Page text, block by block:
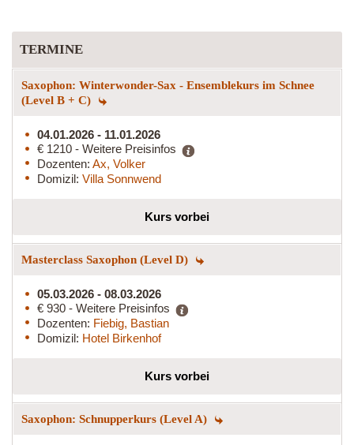
TERMINE
Saxophon: Winterwonder-Sax - Ensemblekurs im Schnee
(Level B + C)
04.01.2026 - 11.01.2026
€ 1210 - Weitere Preisinfos
Dozenten: Ax, Volker
Domizil: Villa Sonnwend
Kurs vorbei
Masterclass Saxophon (Level D)
05.03.2026 - 08.03.2026
€ 930 - Weitere Preisinfos
Dozenten: Fiebig, Bastian
Domizil: Hotel Birkenhof
Kurs vorbei
Saxophon: Schnupperkurs (Level A)